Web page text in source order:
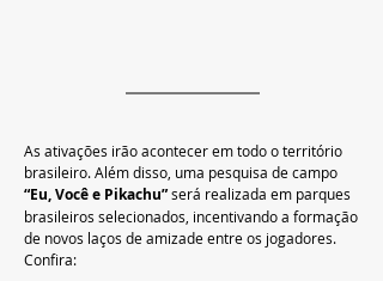
As ativações irão acontecer em todo o território
brasileiro. Além disso, uma pesquisa de campo
“Eu, Você e Pikachu” será realizada em parques
brasileiros selecionados, incentivando a formação
de novos laços de amizade entre os jogadores.
Confira: